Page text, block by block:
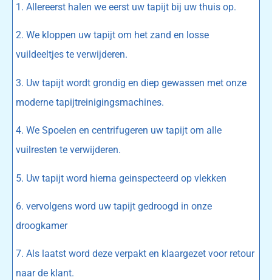
1. Allereerst halen we eerst uw tapijt bij uw thuis op.
2. We kloppen uw tapijt om het zand en losse
vuildeeltjes te verwijderen.
3. Uw tapijt wordt grondig en diep gewassen met onze
moderne tapijtreinigingsmachines.
4. We Spoelen en centrifugeren uw tapijt om alle
vuilresten te verwijderen.
5. Uw tapijt word hierna geinspecteerd op vlekken
6. vervolgens word uw tapijt gedroogd in onze
droogkamer
7. Als laatst word deze verpakt en klaargezet voor retour
naar de klant.